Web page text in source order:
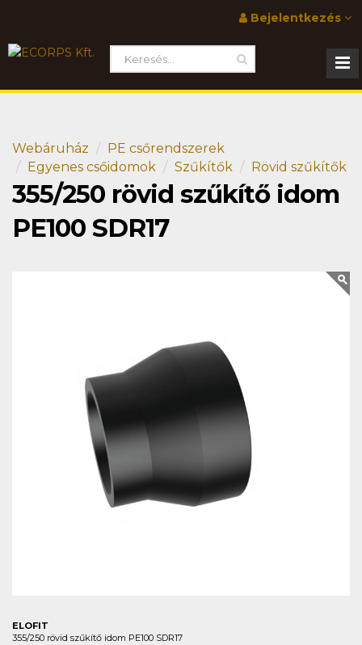
Bejelentkezés
Webáruház
PE csőrendszerek
Egyenes csőidomok
Szűkítők Rövid szűkítők
355/250 rövid szűkítő idom
PE100 SDR17
ELOFIT
355/250 rövid szűkítő idom PE100 SDR17